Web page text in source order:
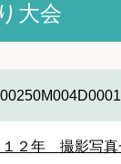
大会
１２年 撮影写真